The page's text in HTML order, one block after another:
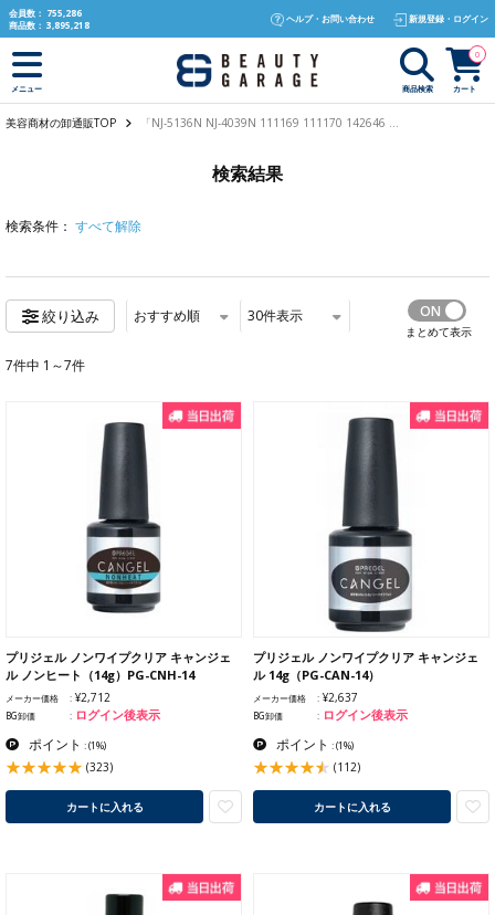
text.skipToContent
text.skipToNavigation
会員数： 755,286
商品数： 3,895,218
ヘルプ・お問い合わせ 新規登録・ログイン
メニュー 商品検索 カート
0
美容商材の卸通販TOP 「NJ-5136N NJ-4039N 111169 111170 142646 ...
検索結果
検索条件： すべて解除
絞り込み おすすめ順 30件表示
まとめて表示
7件中 1～7件
プリジェル ノンワイプクリア キャンジェ
ル ノンヒート（14g）PG-CNH-14
メーカー価格 ¥2,712
BG卸価 ログイン後表示
ポイント :(1%)
(323)
カートに入れる
プリジェル ノンワイプクリア キャンジェ
ル 14g（PG-CAN-14）
メーカー価格 ¥2,637
BG卸価 ログイン後表示
ポイント :(1%)
(112)
カートに入れる